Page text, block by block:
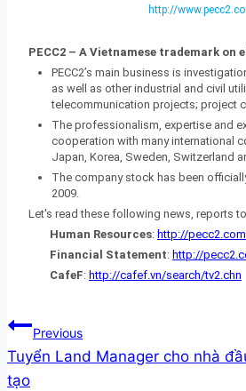
http://
PECC2 – A Vietnamese trademark
PECC2’s main business is
as well as other industrial and civil
telecommunication projects; project
The professionalism, expertise and
cooperation with many international
Japan, Korea, Sweden, Switzerland
The company stock has been
2009.
Let's read these following news, reports
Human Resources: http://
Financial Statement: http://
CafeF: http://cafef.vn/search/tv2.chn
Previous
Tuyển Land Manager cho nhà
tạo